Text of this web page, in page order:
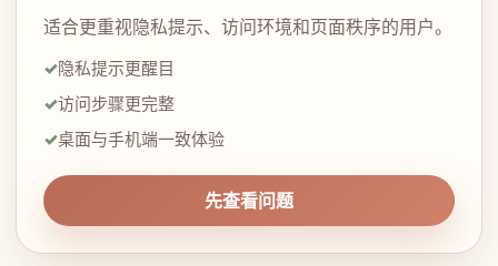
适合更重视隐私提示、访问环境和页面秩序的用户。
隐私提示更醒目
访问步骤更完整
桌面与手机端一致体验
先查看问题